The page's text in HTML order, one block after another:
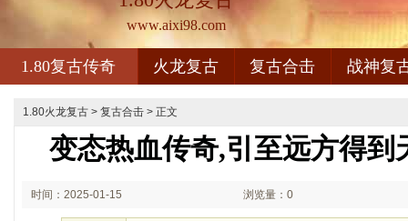
www.aixi98.com
1.80复古传奇 火龙复古 复古合击 战神复
1.80火龙复古 > 复古合击 > 正文
变态热血传奇,引至远方得到
时间：2025-01-15 浏览量：0